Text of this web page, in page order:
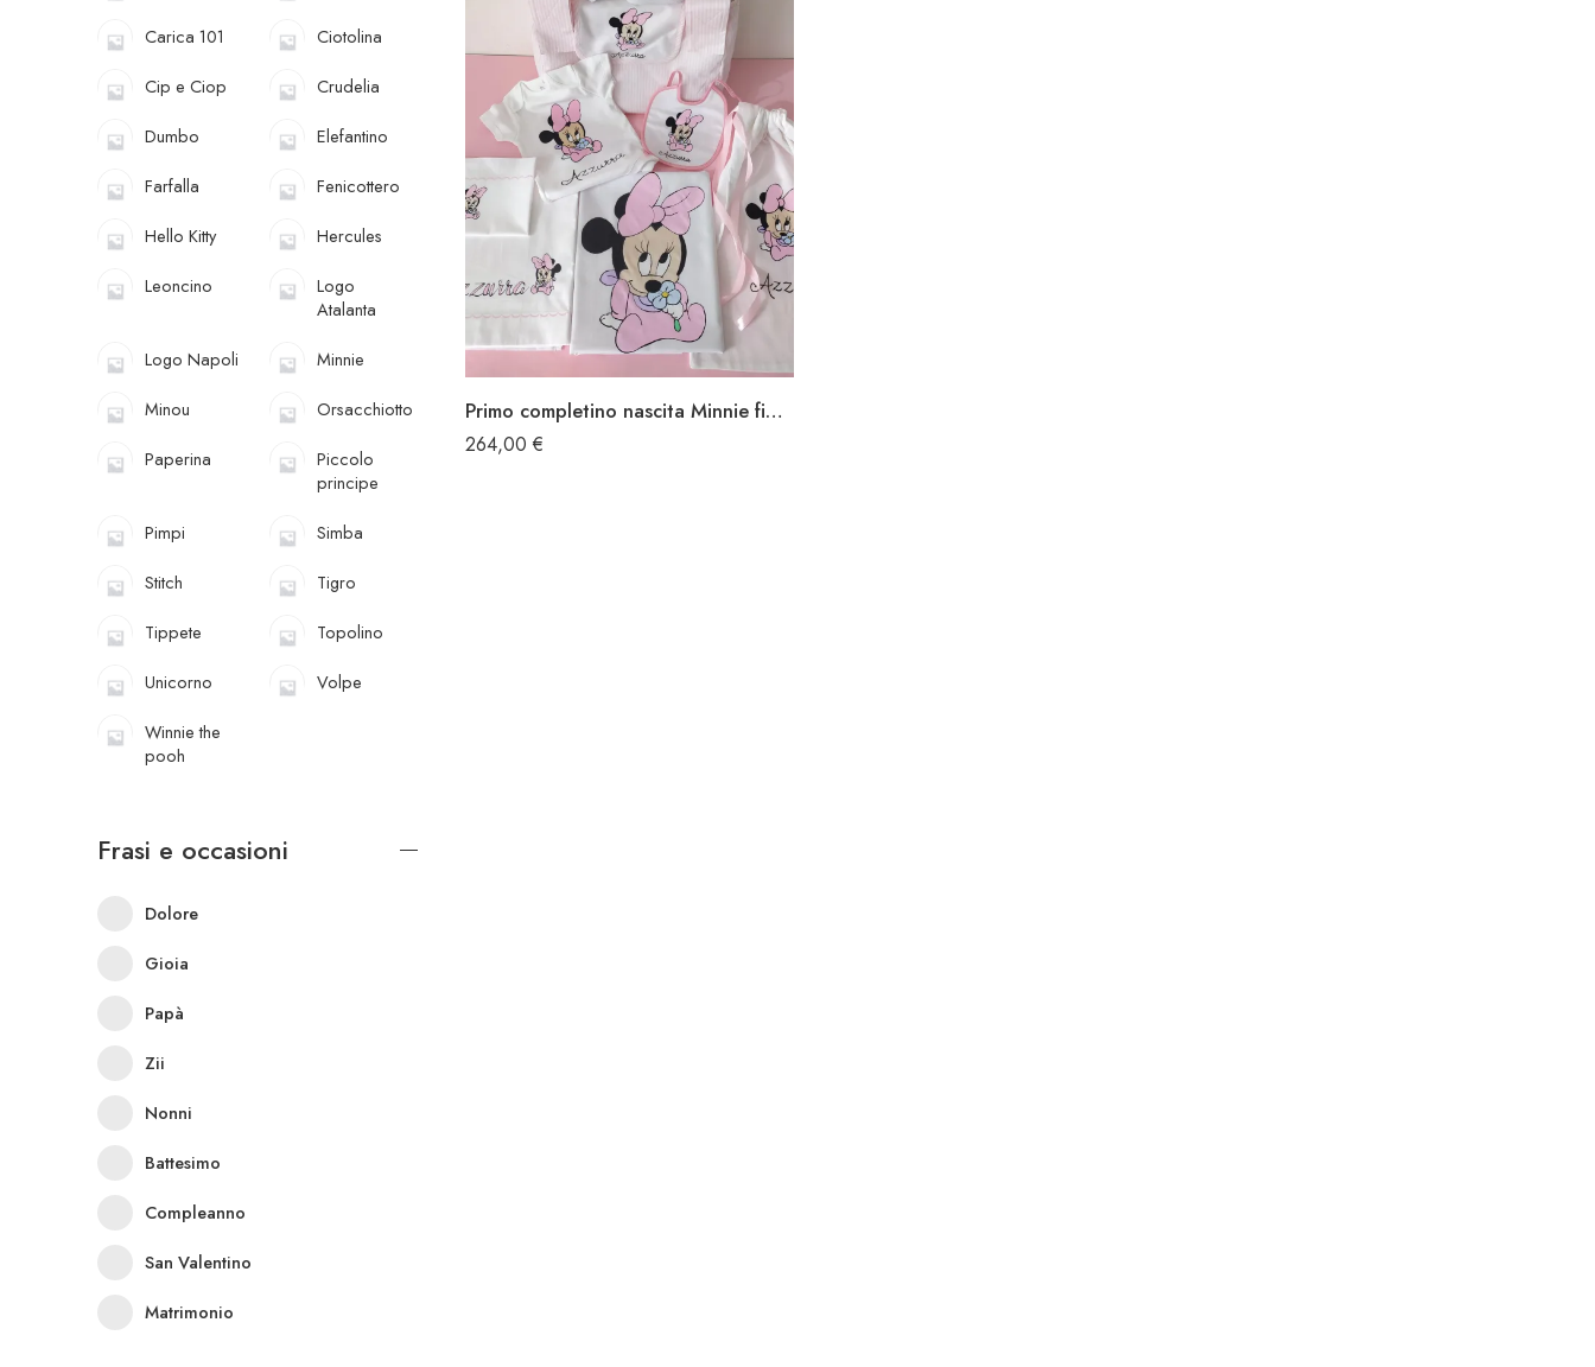
Primo completino nascita Minnie fiore
264,00 €
Carica 101
Ciotolina
Cip e Ciop
Crudelia
Dumbo
Elefantino
Farfalla
Fenicottero
Hello Kitty
Hercules
Leoncino
Logo
Atalanta
Logo Napoli
Minnie
Minou
Orsacchiotto
Paperina
Piccolo
principe
Pimpi
Simba
Stitch
Tigro
Tippete
Topolino
Unicorno
Volpe
Winnie the
pooh
Frasi e occasioni
Dolore
Gioia
Papà
Zii
Nonni
Battesimo
Compleanno
San Valentino
Matrimonio